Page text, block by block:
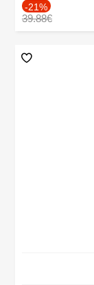
-21%
39.88€